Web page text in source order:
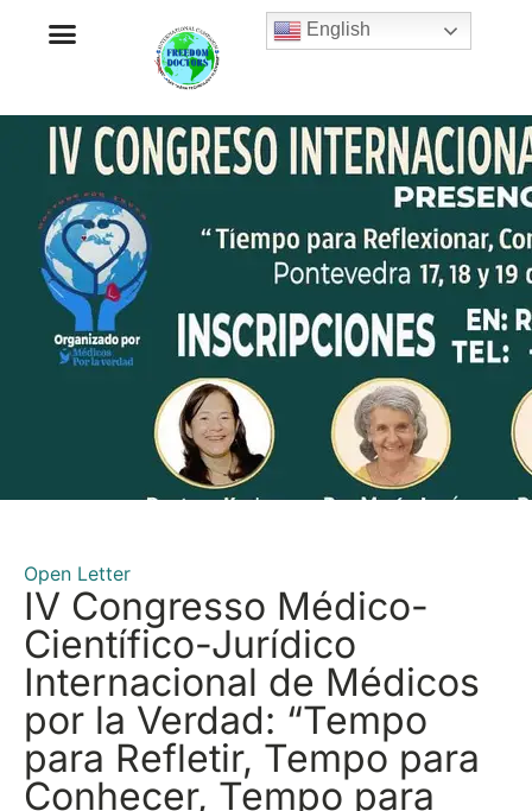
English
Open Letter
IV Congresso Médico-
Científico-Jurídico
Internacional de Médicos
por la Verdad: “Tempo
para Refletir, Tempo para
Conhecer, Tempo para